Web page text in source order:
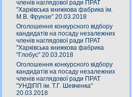
членів наглядової ради ПРАТ
"Харківська книжкова фабрика ім.
М.В. Фрунзе" 20.03.2018
Оголошення конкурсного відбору
кандидатів на посаду незалежних
членів наглядової ради ПРАТ
"Харківська книжкова фабрика
"Глобус" 20.03.2018
Оголошення конкурсного відбору
кандидатів на посаду незалежних
членів наглядової ради ПРАТ
"УНДІПП ім. Т.Г. Шевченка"
20.03.2018